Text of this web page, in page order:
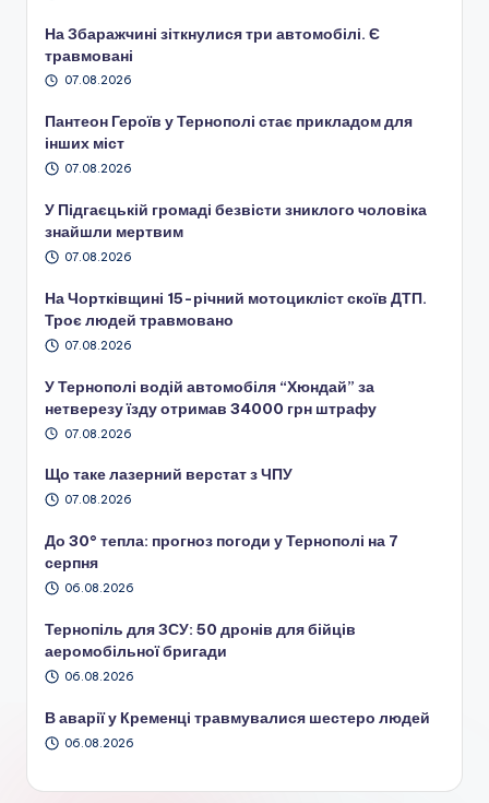
На Збаражчині зіткнулися три автомобілі. Є
травмовані
07.08.2026
Пантеон Героїв у Тернополі стає прикладом для
інших міст
07.08.2026
У Підгаєцькій громаді безвісти зниклого чоловіка
знайшли мертвим
07.08.2026
На Чортківщині 15-річний мотоцикліст скоїв ДТП.
Троє людей травмовано
07.08.2026
У Тернополі водій автомобіля “Хюндай” за
нетверезу їзду отримав 34000 грн штрафу
07.08.2026
Що таке лазерний верстат з ЧПУ
07.08.2026
До 30° тепла: прогноз погоди у Тернополі на 7
серпня
06.08.2026
Тернопіль для ЗСУ: 50 дронів для бійців
аеромобільної бригади
06.08.2026
В аварії у Кременці травмувалися шестеро людей
06.08.2026